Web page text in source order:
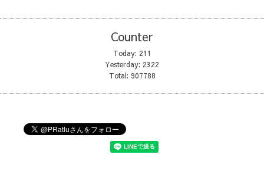
Counter
Today: 211
Yesterday: 2322
Total: 907788